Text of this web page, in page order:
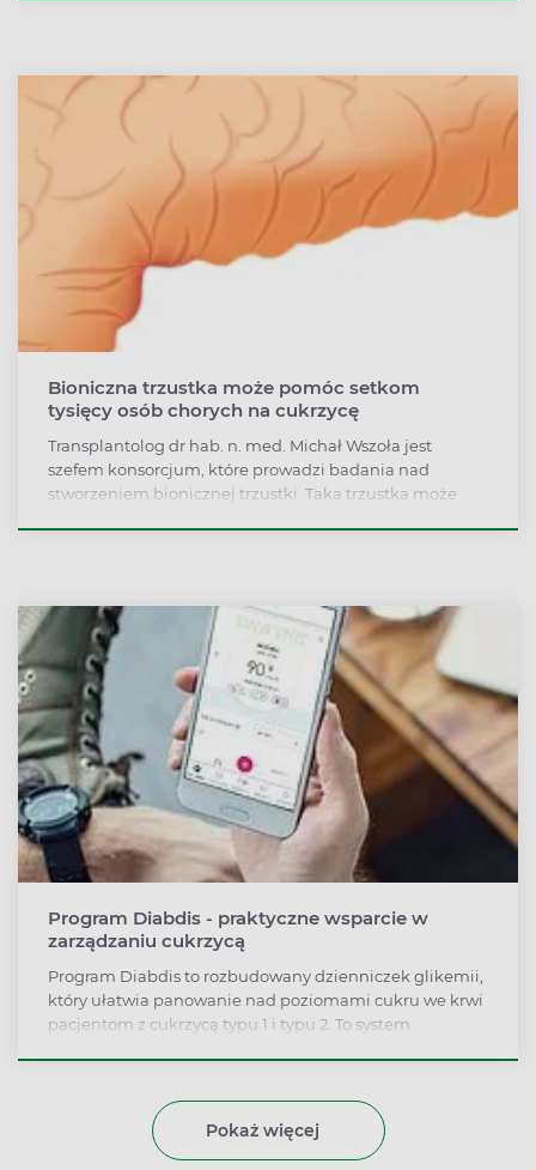
Bioniczna trzustka może pomóc setkom
tysięcy osób chorych na cukrzycę
Transplantolog dr hab. n. med. Michał Wszoła jest
szefem konsorcjum, które prowadzi badania nad
stworzeniem bionicznej trzustki. Taka trzustka może
Program Diabdis - praktyczne wsparcie w
zarządzaniu cukrzycą
Program Diabdis to rozbudowany dzienniczek glikemii,
który ułatwia panowanie nad poziomami cukru we krwi
pacjentom z cukrzycą typu 1 i typu 2. To system
tworzenie raportów) ze wsparciem ekspertów -
edukatora diabetologicznego, dietetyka i psychologa.
Pokaż więcej